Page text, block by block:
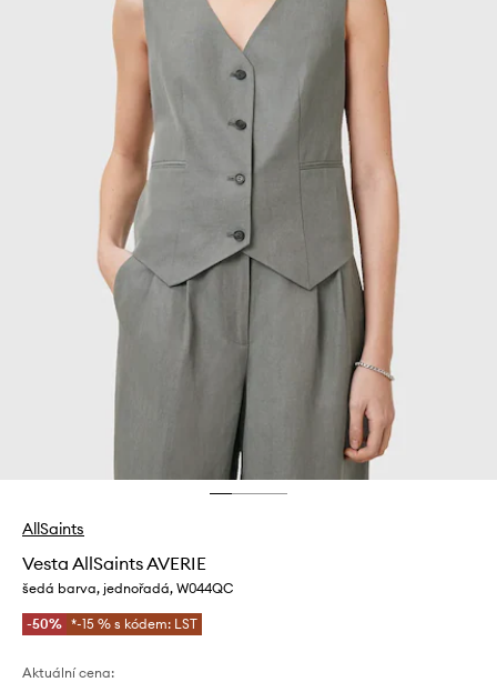
AllSaints
Vesta AllSaints AVERIE
šedá barva, jednořadá, W044QC
-50% *-15 % s kódem: LST
Aktuální cena: